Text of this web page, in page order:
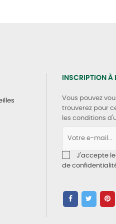
INSCRIPTION À
Vous pouvez
trouverez pour
les conditions
J'accepte
de